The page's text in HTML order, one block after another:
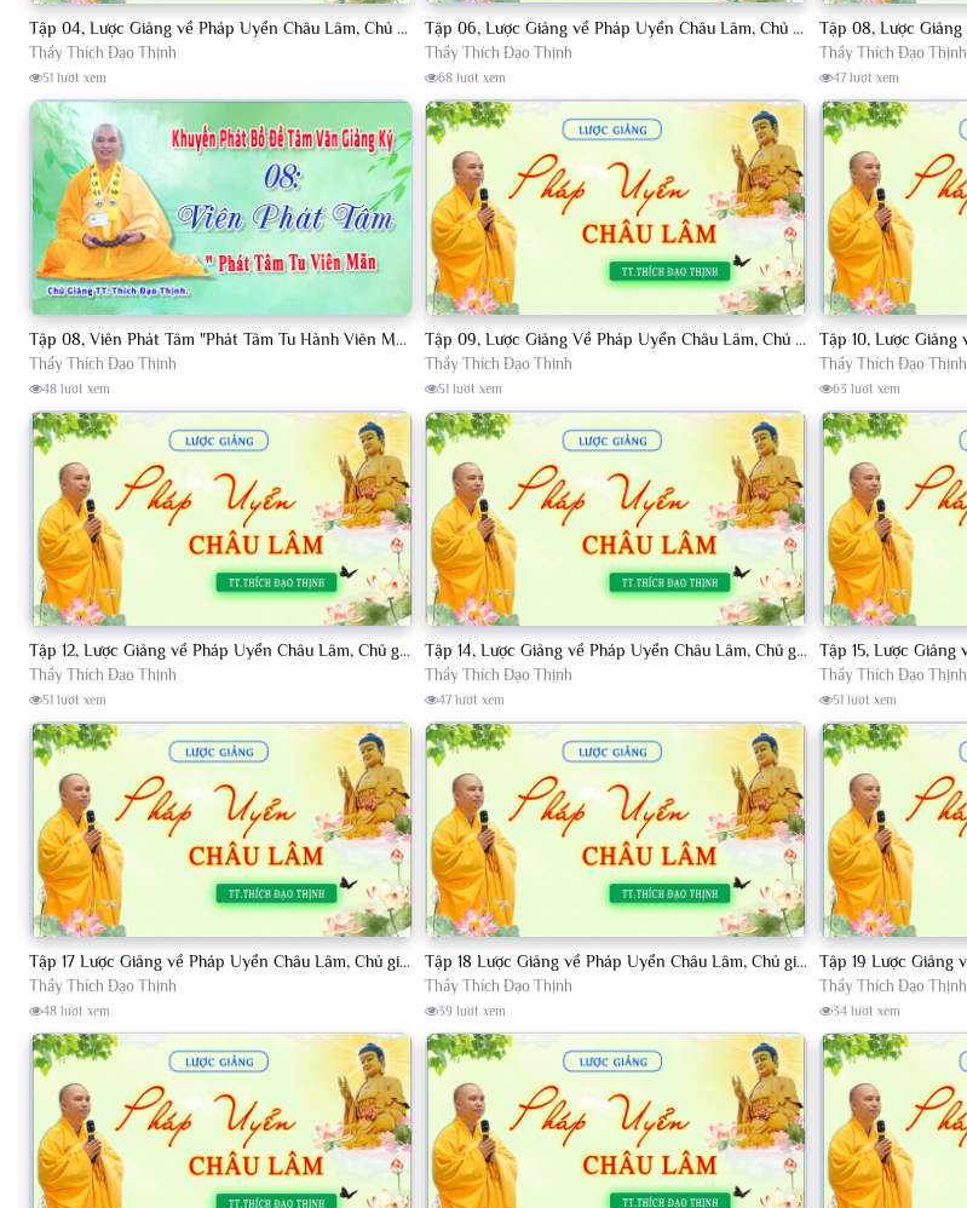
Tập 04, Lược Giảng về Pháp Uyển Châu Lâm, Chủ giảng TT. Thích Đạo Thịnh
Thầy Thích Đạo Thịnh
51 lượt xem
Tập 06, Lược Giảng về Pháp Uyển Châu Lâm, Chủ giảng TT. Thích Đạo Thịnh
Thầy Thích Đạo Thịnh
68 lượt xem
Thầy Thích Đạo Thịnh
47 lượt xem
Tập 08, Viên Phát Tâm "Phát Tâm Tu Hành Viên Mãn" Chủ Giảng TT. Thích Đạo Thịnh.
Thầy Thích Đạo Thịnh
48 lượt xem
Tập 09, Lược Giảng Về Pháp Uyển Châu Lâm, Chủ giảng TT Thích Đạo Thịnh
Thầy Thích Đạo Thịnh
51 lượt xem
Thầy Thích Đạo Thịnh
63 lượt xem
Tập 12, Lược Giảng về Pháp Uyển Châu Lâm, Chủ giảng TT Thích Đạo Thịnh
Thầy Thích Đạo Thịnh
51 lượt xem
Tập 14, Lược Giảng về Pháp Uyển Châu Lâm, Chủ giảng TT Thích Đạo Thịnh
Thầy Thích Đạo Thịnh
47 lượt xem
Thầy Thích Đạo Thịnh
51 lượt xem
Tập 17 Lược Giảng về Pháp Uyển Châu Lâm, Chủ giảng TT. Thích Đạo Thịnh.
Thầy Thích Đạo Thịnh
48 lượt xem
Tập 18 Lược Giảng về Pháp Uyển Châu Lâm, Chủ giảng TT. Thích Đạo Thịnh.
Thầy Thích Đạo Thịnh
39 lượt xem
Thầy Thích Đạo Thịnh
34 lượt xem